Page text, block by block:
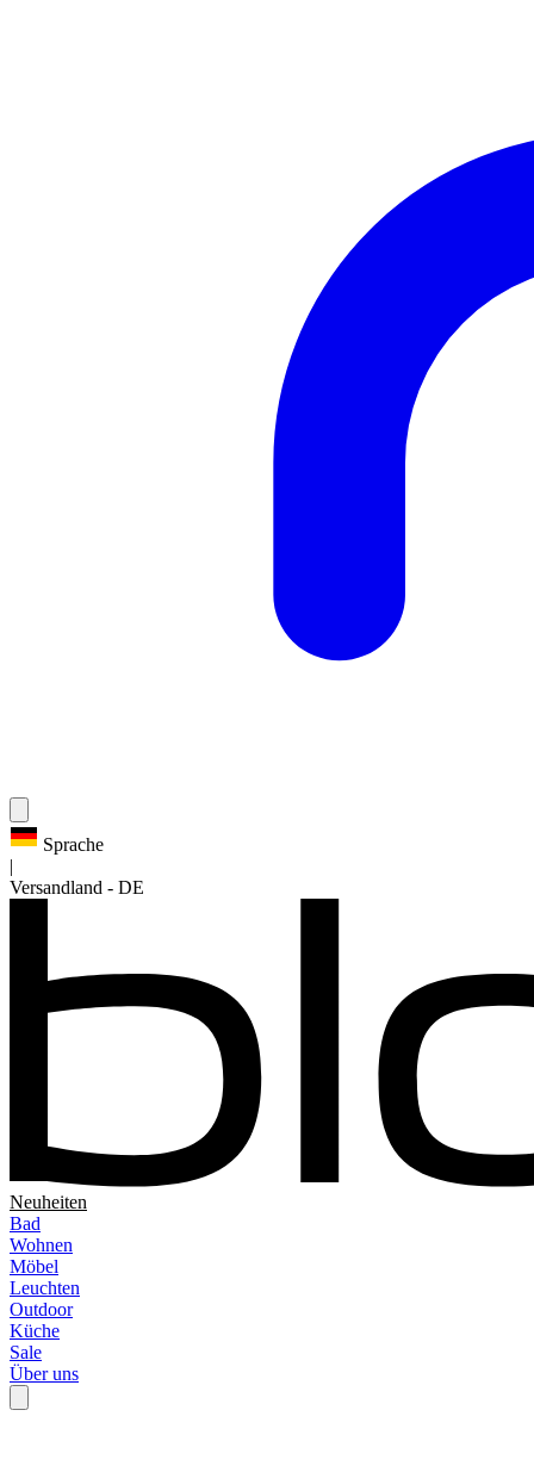
Sprache
Versandland - DE
Neuheiten
Bad
Wohnen
Möbel
Leuchten
Outdoor
Küche
Sale
Über uns